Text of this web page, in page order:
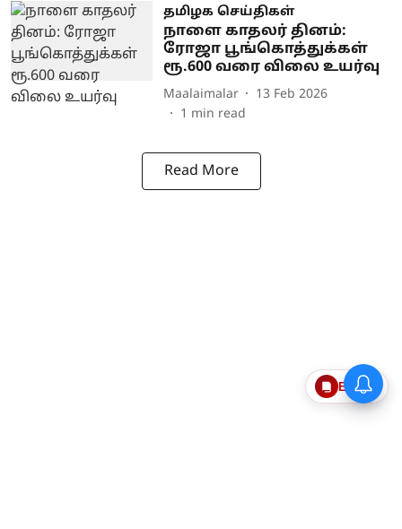
தமிழக செய்திகள்
நாளை காதலர் தினம்:
ரோஜா பூங்கொத்துக்கள்
ரூ.600 வரை விலை உயர்வு
Maalaimalar
13 Feb 2026
1 min read
Read More
Epaper